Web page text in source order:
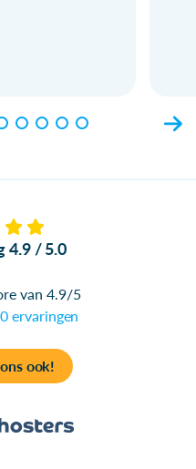
4.9 / 5.0
van 4.9/5
ervaringen
ook!